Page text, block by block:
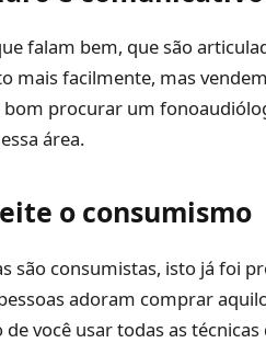
falam bem, que são
mais facilmente, mas
bom procurar um
área.
o consumismo
são consumistas, isto já foi
adoram comprar
você usar todas as